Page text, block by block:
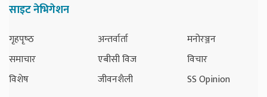
साइट नेभिगेशन
गृहपृष्‍ठ
समाचार
विशेष
अन्तर्वार्ता
एबीसी विज
जीवनशैली
मनोरञ्जन
विचार
SS Opinion